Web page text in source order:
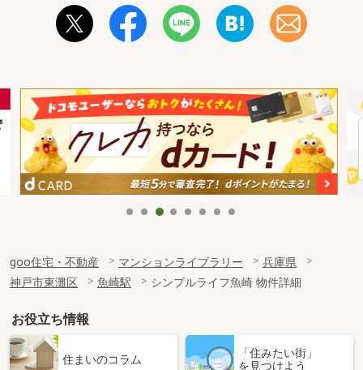
goo住宅・不動産 マンションライブラリー
兵庫県
神戸市東灘区
魚崎駅 シンプルライフ魚崎 物件詳細
お役立ち情報
住まいのコラム
「住みたい街」
を見つけよう